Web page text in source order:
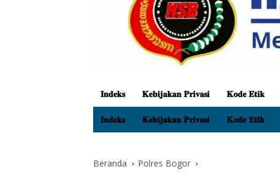
𝐈𝐧𝐝𝐞𝐤𝐬 𝐊𝐞𝐛𝐢𝐣𝐚𝐤𝐚𝐧 𝐏𝐫𝐢𝐯𝐚𝐬𝐢 𝐊𝐨𝐝𝐞 𝐄𝐭𝐢𝐤
𝐈𝐧𝐝𝐞𝐤𝐬 𝐊𝐞𝐛𝐢𝐣𝐚𝐤𝐚𝐧 𝐏𝐫𝐢𝐯𝐚𝐬𝐢 𝐊𝐨𝐝𝐞 𝐄𝐭𝐢𝐤
Beranda Polres Bogor